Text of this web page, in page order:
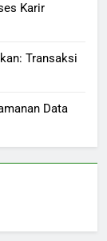
Karir
Transaksi
Data